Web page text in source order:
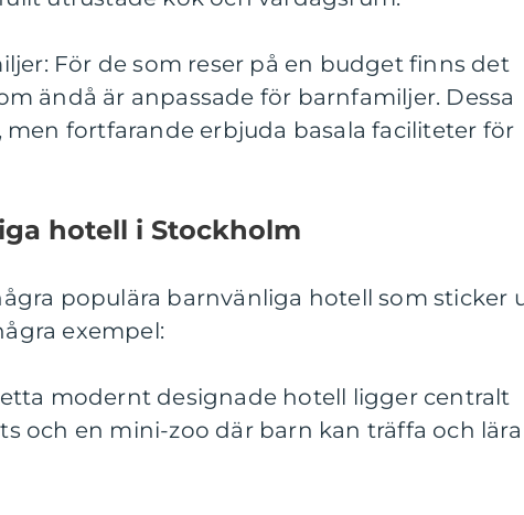
För de som reser på en budget finns det
ändå är anpassade för barnfamiljer. Dessa
men fortfarande erbjuda basala faciliteter för
hotell i Stockholm
populära barnvänliga hotell som sticker
exempel:
modernt designade hotell ligger centralt
och en mini-zoo där barn kan träffa och lära